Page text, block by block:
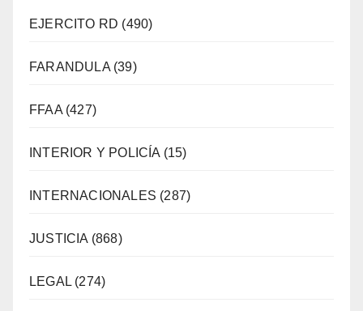
EJERCITO RD (490)
FARANDULA(39)
FFAA(427)
INTERIOR Y POLICÍA (15)
INTERNACIONALES (287)
JUSTICIA (868)
LEGAL (274)